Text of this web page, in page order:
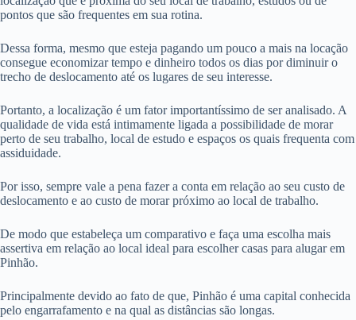
pontos que são frequentes em sua rotina.
Dessa forma, mesmo que esteja pagando um pouco a mais na locação
consegue economizar tempo e dinheiro todos os dias por diminuir o
trecho de deslocamento até os lugares de seu interesse.
Portanto, a localização é um fator importantíssimo de ser analisado. A
qualidade de vida está intimamente ligada a possibilidade de morar
perto de seu trabalho, local de estudo e espaços os quais frequenta com
assiduidade.
Por isso, sempre vale a pena fazer a conta em relação ao seu custo de
deslocamento e ao custo de morar próximo ao local de trabalho.
De modo que estabeleça um comparativo e faça uma escolha mais
assertiva em relação ao local ideal para escolher casas para alugar em
Pinhão.
Principalmente devido ao fato de que, Pinhão é uma capital conhecida
pelo engarrafamento e na qual as distâncias são longas.